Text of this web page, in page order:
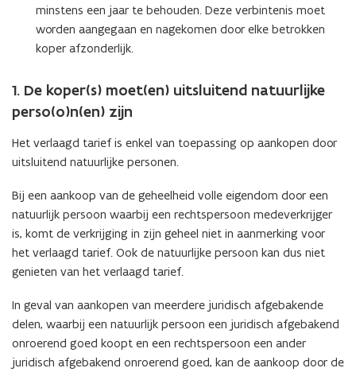
minstens een jaar te behouden. Deze verbintenis moet
worden aangegaan en nagekomen door elke betrokken
koper afzonderlijk.
1. De koper(s) moet(en) uitsluitend natuurlijke
perso(o)n(en) zijn
Het verlaagd tarief is enkel van toepassing op aankopen door
uitsluitend natuurlijke personen.
Bij een aankoop van de geheelheid volle eigendom door een
natuurlijk persoon waarbij een rechtspersoon medeverkrijger
is, komt de verkrijging in zijn geheel niet in aanmerking voor
het verlaagd tarief. Ook de natuurlijke persoon kan dus niet
genieten van het verlaagd tarief.
In geval van aankopen van meerdere juridisch afgebakende
delen, waarbij een natuurlijk persoon een juridisch afgebakend
onroerend goed koopt en een rechtspersoon een ander
juridisch afgebakend onroerend goed, kan de aankoop door de